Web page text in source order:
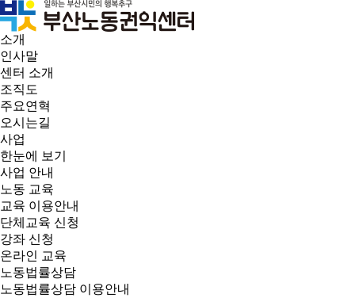
소개
인사말
센터 소개
조직도
주요연혁
오시는길
사업
한눈에 보기
사업 안내
노동 교육
교육 이용안내
단체교육 신청
강좌 신청
온라인 교육
노동법률상담
노동법률상담 이용안내